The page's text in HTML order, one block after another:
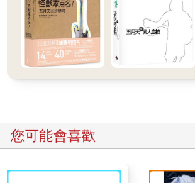
推薦必看